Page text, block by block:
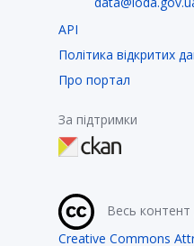
API
Політика відкритих
Про портал
За підтримки
Весь контент
Creative Commons